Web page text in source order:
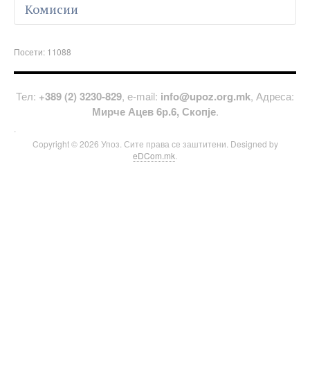
Комисии
Посети: 11088
Тел: +389 (2) 3230-829, е-mail: info@upoz.org.mk, Адреса:
Мирче Ацев 6р.6, Скопје.
Copyright © 2026 Упоз. Сите права се заштитени. Designed by
eDCom.mk